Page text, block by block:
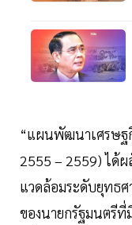
“แผนพัฒนาเศรษฐ
2555 – 2559) ได้ผ
แวดล้อมระดับยุทธศ
ของนายกรัฐมนตรี